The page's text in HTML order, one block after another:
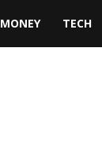
MONEY TECH